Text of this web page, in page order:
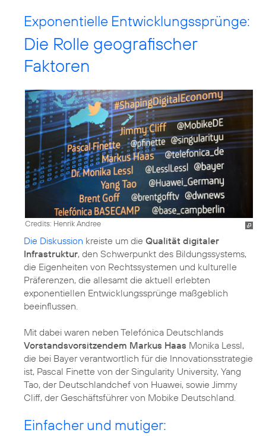
Exponentielle Entwicklungssprünge:
Die Rolle geografischer
Faktoren
Credits: Henrik Andree
Die Diskussion kreiste um die Qualität digitaler
Infrastruktur, den Schwerpunkt des Bildungssystems,
die Eigenheiten von Rechtssystemen und kulturelle
Präferenzen, die allesamt die aktuell erlebten
exponentiellen Entwicklungssprünge maßgeblich
beeinflussen.
Mit dabei waren neben Telefónica Deutschlands
Vorstandsvorsitzendem Markus Haas Monika Lessl,
die bei Bayer verantwortlich für die Innovationsstrategie
ist, Pascal Finette von der Singularity University, Yang
Tao, der Deutschlandchef von Huawei, sowie Jimmy
Cliff, der Geschäftsführer von Mobike Deutschland.
Einfacher und mutiger: